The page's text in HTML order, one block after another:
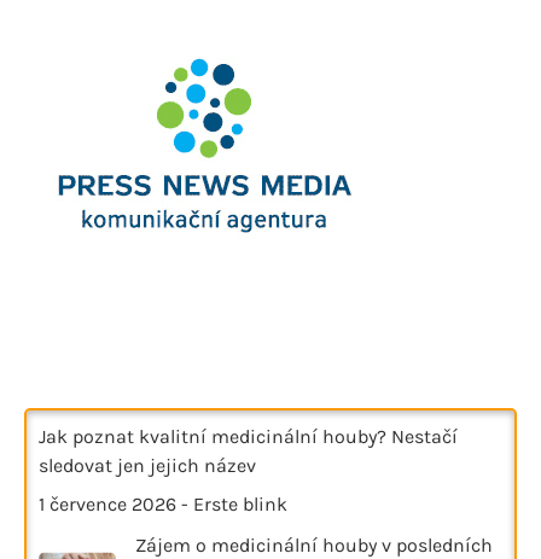
Jak poznat kvalitní medicinální houby? Nestačí
sledovat jen jejich název
1 července 2026 - Erste blink
Zájem o medicinální houby v posledních